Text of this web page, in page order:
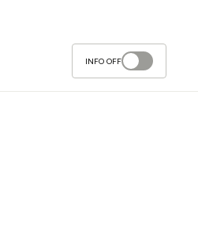
INFO OFF